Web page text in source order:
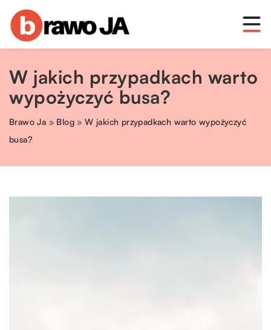
W jakich przypadkach warto
wypożyczyć busa?
Brawo Ja » Blog »W jakich przypadkach warto wypożyczyć
busa?